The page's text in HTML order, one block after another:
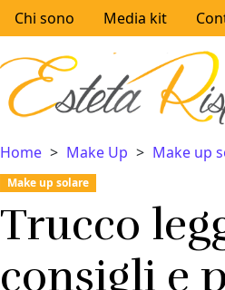
Chi sono Media kit
Home Make Up Make up
Make up solare
Trucco
consigli e